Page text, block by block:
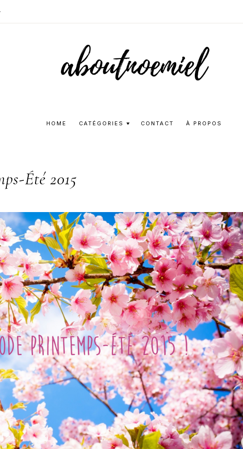
Aboutnoemiel
Fashion
HOME CATÉGORIES CONTACT À PROPOS
Été 2015